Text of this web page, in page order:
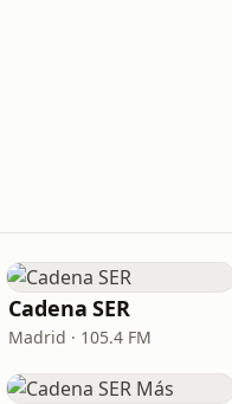
Cadena SER
Madrid · 105.4 FM